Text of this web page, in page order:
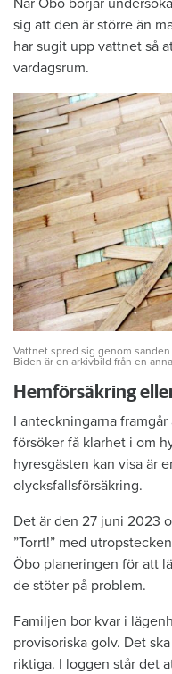
När Öbo börjar
sig att den är större än
har sugit upp vattnet så
vardagsrum.
Vattnet spred sig genom
Biden är en arkivbild från en
Hemförsäkring
I anteckningarna
försöker få klarhet i om
hyresgästen kan visa är
olycksfallsförsäkring.
Det är den 27 juni 2023
”Torrt!” med
Öbo planeringen för att
de stöter på problem.
Familjen bor kvar i
provisoriska golv. Det
riktiga. I loggen står det